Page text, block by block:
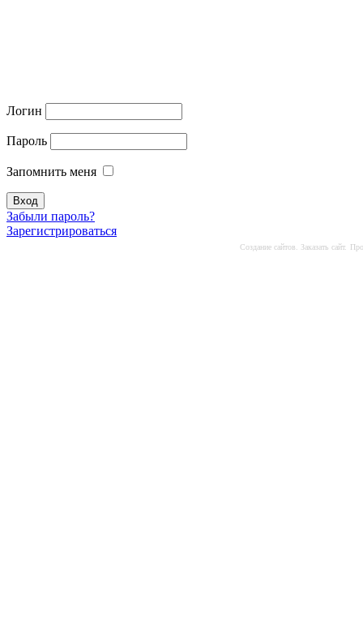
Логин
Пароль
Запомнить меня
Забыли пароль?
Зарегистрироваться
Создание сайтов. Заказать сайт.